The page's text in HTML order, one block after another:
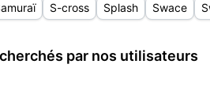
S-cross Splash Swace
par nos utilisateurs